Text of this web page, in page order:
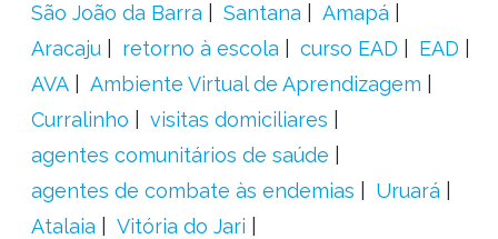
São João da Barra
Santana
Amapá
Aracaju
retorno à escola curso EAD
EAD
AVA
Ambiente Virtual de Aprendizagem
Curralinho
visitas domiciliares
agentes comunitários de saúde
agentes de combate às endemias
Uruará
Atalaia
Vitória do Jari